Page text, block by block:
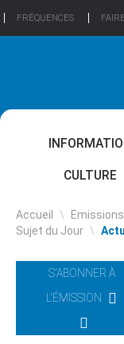
FRÉQUENCES
CULTURE
Accueil \ Emissions
Sujet du Jour \
S'ABONNER À
L'ÉMISSION